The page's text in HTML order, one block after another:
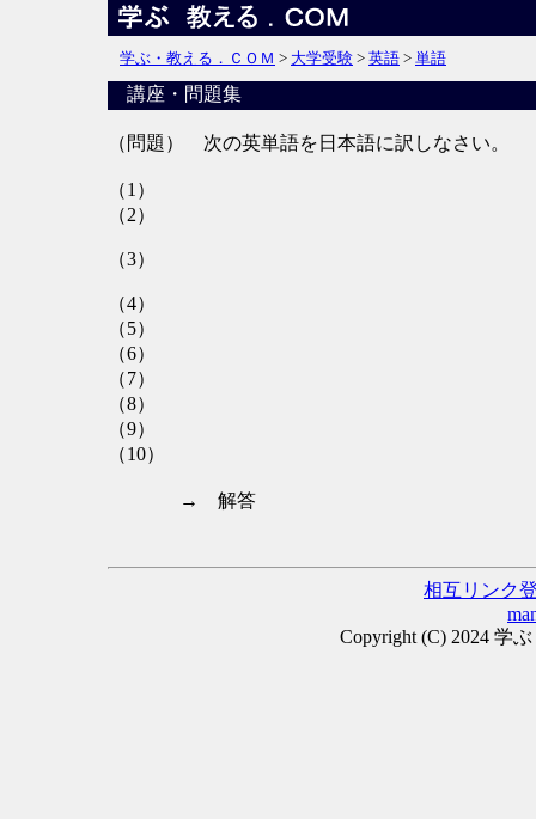
学ぶ・教える．ＣＯＭ > 大学受験 > 英語 > 単語
講座・問題集
（問題） 次の英単語を日本語に訳しなさい。
（1）
（2）
（3）
（4）
（5）
（6）
（7）
（8）
（9）
（10）
→ 解答
相互リンク
Copyright (C) 2024 学